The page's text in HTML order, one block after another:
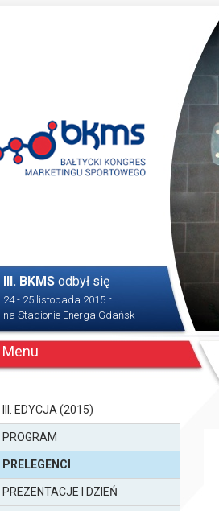
III. BKMS odbył się
24 - 25 listopada 2015 r.
na Stadionie Energa Gdańsk
Menu
III. EDYCJA (2015)
PROGRAM
PRELEGENCI
PREZENTACJE I DZIEŃ